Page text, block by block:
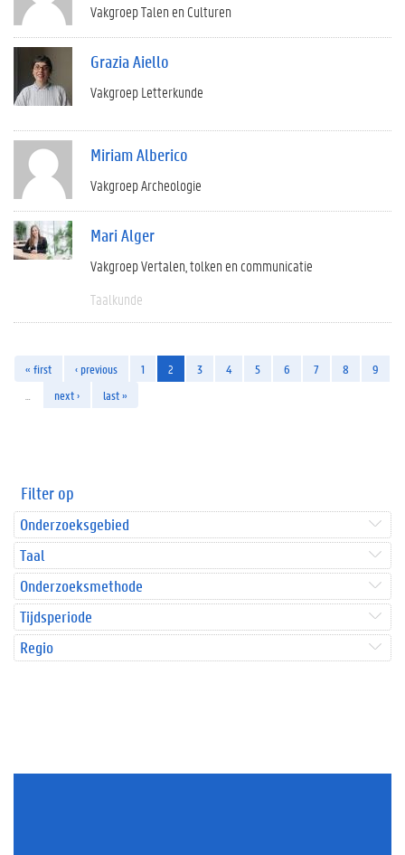
Vakgroep Talen en Culturen
Grazia Aiello
Vakgroep Letterkunde
Miriam Alberico
Vakgroep Archeologie
Mari Alger
Vakgroep Vertalen, tolken en communicatie
Taalkunde
« first ‹ previous 1 2 3 4 5 6 7 8
9
next › last »
Filter op
Onderzoeksgebied
Taal
Onderzoeksmethode
Tijdsperiode
Regio